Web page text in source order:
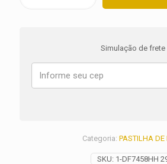
Rider
FXDLS
Simulação de frete
SKU: 1-DF7458HH
Categoria: PASTILHA DE